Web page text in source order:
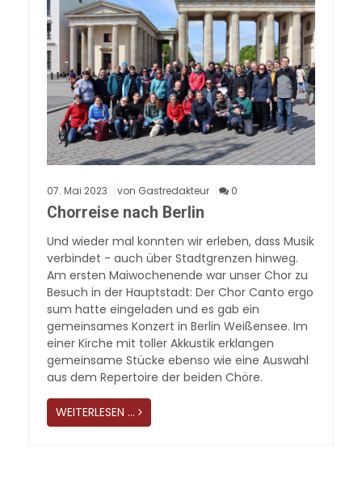
07. Mai 2023 von Gastredakteur 0
Chorreise nach Berlin
Und wieder mal konnten wir erleben, dass Musik
verbindet - auch über Stadtgrenzen hinweg.
Am ersten Maiwochenende war unser Chor zu
Besuch in der Hauptstadt: Der Chor Canto ergo
sum hatte eingeladen und es gab ein
gemeinsames Konzert in Berlin Weißensee. Im
einer Kirche mit toller Akkustik erklangen
gemeinsame Stücke ebenso wie eine Auswahl
aus dem Repertoire der beiden Chöre.
WEITERLESEN …